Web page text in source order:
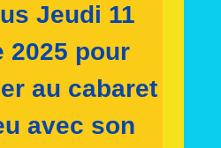
Jeudi 11
2025 pour
au cabaret
avec son